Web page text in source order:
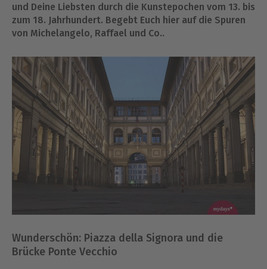
und Deine Liebsten durch die Kunstepochen vom 13. bis
zum 18. Jahrhundert. Begebt Euch hier auf die Spuren
von Michelangelo, Raffael und Co..
Wunderschön: Piazza della Signora und die
Brücke Ponte Vecchio